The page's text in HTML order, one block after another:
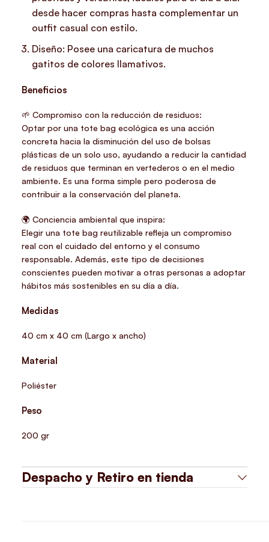
desde hacer compras hasta complementar un
outfit casual con estilo.
Diseño: Posee una caricatura de muchos
gatitos de colores llamativos.
Beneficios
🌱 Compromiso con la reducción de residuos:
Optar por una tote bag ecológica es una acción
concreta hacia la disminución del uso de bolsas
plásticas de un solo uso, ayudando a reducir la cantidad
de residuos que terminan en vertederos o en el medio
ambiente. Es una forma simple pero poderosa de
contribuir a la conservación del planeta.
🌍 Conciencia ambiental que inspira:
Elegir una tote bag reutilizable refleja un compromiso
real con el cuidado del entorno y el consumo
responsable. Además, este tipo de decisiones
conscientes pueden motivar a otras personas a adoptar
hábitos más sostenibles en su día a día.
Medidas
40 cm x 40 cm (Largo x ancho)
Material
Poliéster
Peso
200 gr
Despacho y Retiro en tienda